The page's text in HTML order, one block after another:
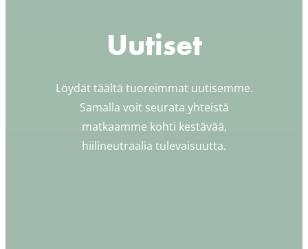
Uutiset
Löydät täältä tuoreimmat uutisemme.
Samalla voit seurata yhteistä
matkaamme kohti kestävää,
hiilineutraalia tulevaisuutta.